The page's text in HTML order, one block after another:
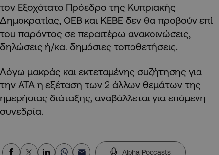
τον Εξοχότατο Πρόεδρο της Κυπριακής
Δημοκρατίας, ΟΕΒ και ΚΕΒΕ δεν θα προβούν επί
του παρόντος σε περαιτέρω ανακοινώσεις,
δηλώσεις ή/και δημόσιες τοποθετήσεις.
Λόγω μακράς και εκτεταμένης συζήτησης για
την ΑΤΑ η εξέταση των 2 άλλων θεμάτων της
ημερήσιας διάταξης, αναβάλλεται για επόμενη
συνεδρία.
Alpha Podcasts